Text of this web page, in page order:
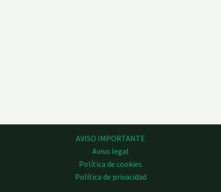
AVISO IMPORTANTE
Aviso legal
Política de cookies
Política de privacidad